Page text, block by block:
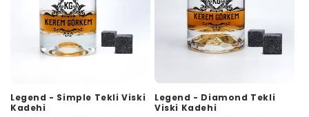
Legend - Simple Tekli Viski
Kadehi
Legend - Diamond Tekli
Viski Kadehi